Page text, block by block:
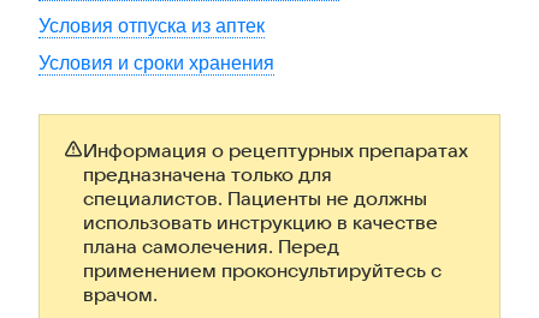
Условия отпуска из аптек
Условия и сроки хранения
Информация о рецептурных препаратах
предназначена только для
специалистов. Пациенты не должны
использовать инструкцию в качестве
плана самолечения. Перед
применением проконсультируйтесь с
врачом.